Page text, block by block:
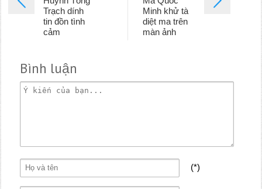
Trạch dính
tin đồn tình
cảm
Minh khử tà
diệt ma trên
màn ảnh
Bình luận
(*)